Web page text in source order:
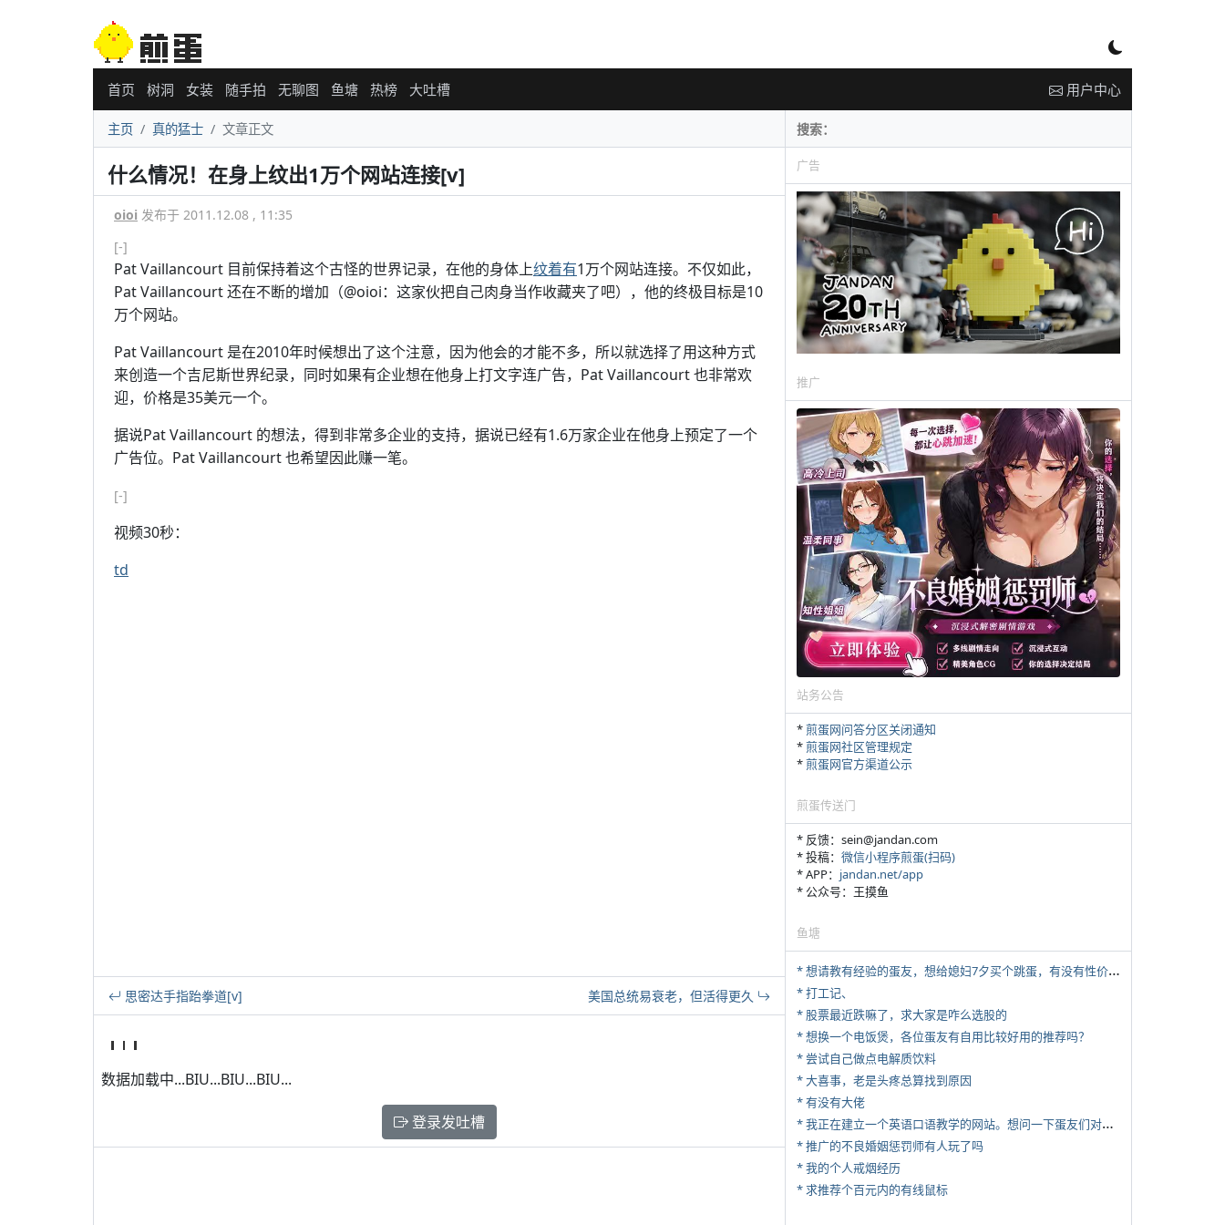
首页 树洞 女装 随手拍 无聊图 鱼塘 热榜 大吐槽 用户中心
主页 真的猛士 文章正文
什么情况！在身上纹出1万个网站连接[v]
oioi 发布于 2011.12.08 , 11:35
[-]
Pat Vaillancourt 目前保持着这个古怪的世界记录，在他的身体上纹着有1万个网站连接。不仅如此，
Pat Vaillancourt 还在不断的增加（@oioi：这家伙把自己肉身当作收藏夹了吧），他的终极目标是10
万个网站。
Pat Vaillancourt 是在2010年时候想出了这个注意，因为他会的才能不多，所以就选择了用这种方式
来创造一个吉尼斯世界纪录，同时如果有企业想在他身上打文字连广告，Pat Vaillancourt 也非常欢
迎，价格是35美元一个。
据说Pat Vaillancourt 的想法，得到非常多企业的支持，据说已经有1.6万家企业在他身上预定了一个
广告位。Pat Vaillancourt 也希望因此赚一笔。
[-]
视频30秒：
td
思密达手指跆拳道[v] 美国总统易衰老，但活得更久
数据加载中...BIU...BIU...BIU...
登录发吐槽
广告
推广
站务公告
*煎蛋网问答分区关闭通知
*煎蛋网社区管理规定
*煎蛋网官方渠道公示
煎蛋传送门
* 反馈：sein@jandan.com
* 投稿： 微信小程序煎蛋(扫码)
* APP： jandan.net/app
* 公众号：王摸鱼
鱼塘
*
想请教有经验的蛋友，想给媳妇7夕买个跳蛋，有没有性价比高的推荐
* 打工记、
* 股票最近跌嘛了，求大家是咋么选股的
* 想换一个电饭煲，各位蛋友有自用比较好用的推荐吗？
* 尝试自己做点电解质饮料
* 大喜事，老是头疼总算找到原因
* 有没有大佬
*
我正在建立一个英语口语教学的网站。想问一下蛋友们对这类教学机构或网站的痛点。
* 推广的不良婚姻惩罚师有人玩了吗
* 我的个人戒烟经历
* 求推荐个百元内的有线鼠标